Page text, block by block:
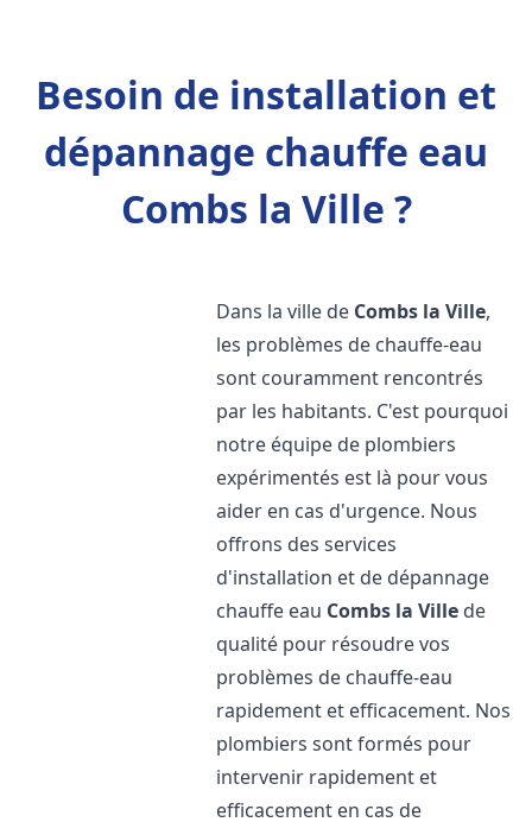
Besoin de installation et
dépannage chauffe eau
Combs la Ville ?
Dans la ville de Combs la Ville,
les problèmes de chauffe-eau
sont couramment rencontrés
par les habitants. C'est pourquoi
notre équipe de plombiers
expérimentés est là pour vous
aider en cas d'urgence. Nous
offrons des services
d'installation et de dépannage
chauffe eau Combs la Ville de
qualité pour résoudre vos
problèmes de chauffe-eau
rapidement et efficacement. Nos
plombiers sont formés pour
intervenir rapidement et
efficacement en cas de